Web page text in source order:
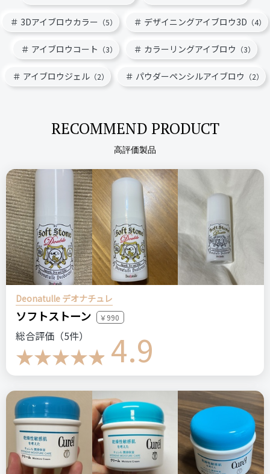
3Dアイブロウカラー （5） デザイニングアイブロウ3D （4）
アイブロウコート （3） カラーリングアイブロウ （3）
アイブロウジェル （2） パウダーペンシルアイブロウ （2）
RECOMMEND PRODUCT
高評価製品
Deonatulle デオナチュレ
ソフトストーン ￥990
総合評価（5件） 4.9